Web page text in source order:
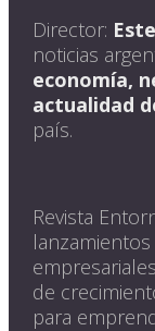
Director:
noticias
economía,
actualidad
país.
Revista
de
para